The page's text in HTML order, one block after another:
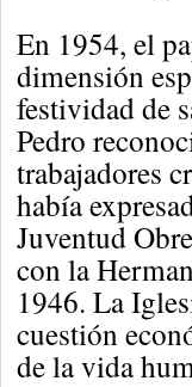
En 1954, el
dimensión
festividad de
Pedro
trabajadores
había
Juventud
con la
1946. La
cuestión
de la vida